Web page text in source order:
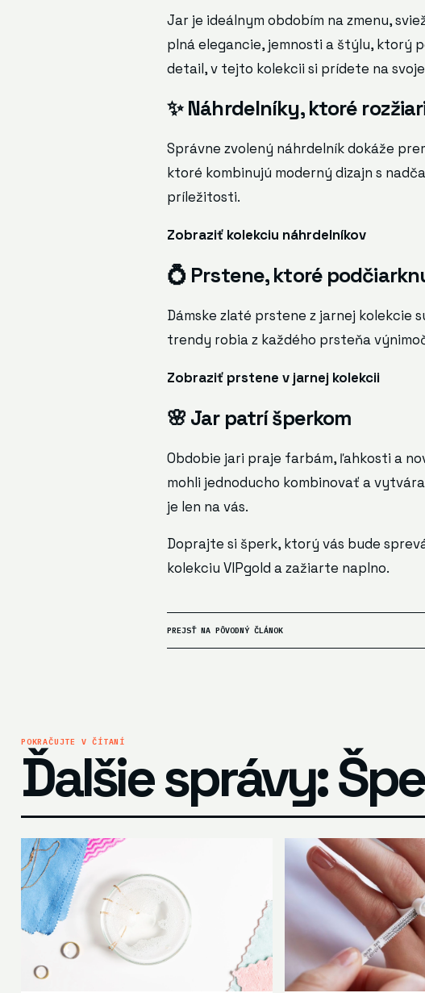
Jar je ideálnym obdobím na zmenu,
plná elegancie, jemnosti a štýlu, ktorý
detail, v tejto kolekcii si prídete na
✨ Náhrdelníky, ktoré
Správne zvolený náhrdelník dokáže
ktoré kombinujú moderný dizajn s
príležitosti.
Zobraziť kolekciu náhrdelníkov
💍 Prstene, ktoré
Dámske zlaté prstene z jarnej kolekcie
trendy robia z každého prsteňa
Zobraziť prstene v jarnej kolekcii
🌸 Jar patrí šperkom
Obdobie jari praje farbám, ľahkosti a
mohli jednoducho kombinovať a
je len na vás.
Doprajte si šperk, ktorý vás bude
kolekciu VIPgold a zažiarte naplno.
PREJSŤ NA PÔVODNÝ ČLÁNOK
POKRAČUJTE V ČÍTANÍ
Ďalšie správy: